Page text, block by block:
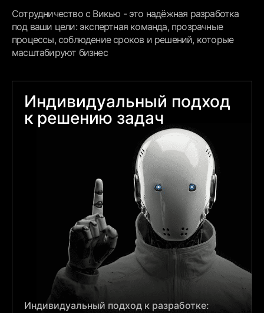
Сотрудничество с Викью - это надёжная разработка
под ваши цели: экспертная команда, прозрачные
процессы, соблюдение сроков и решений, которые
масштабируют бизнес
Индивидуальный подход
к решению задач
Индивидуальный подход к разработке: